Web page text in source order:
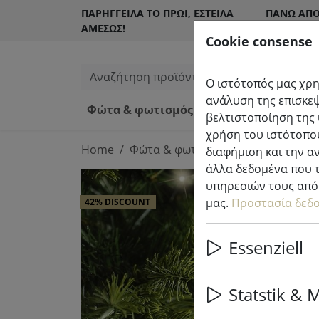
ΠΑΡΉΓΓΕΙΛΑ ΤΟ ΠΡΩΊ, ΈΣΤΕΙΛΑ
ΑΜΈΣΩΣ!
ΠΆΝΩ ΑΠΌ
Αναζήτηση προϊόντων
Φώτα & φωτισμός Κεριά LED
Home Φώτα & φωτισμός Φώτα νεράιδα
42% DISCOUNT
Cookie consense
Ο ιστότοπός μας
ανάλυση της
βελτιστοποίηση
χρήση του
διαφήμιση και την
άλλα δεδομένα που
υπηρεσιών τους
μας. Προστασία
Essenziell
Statstik &